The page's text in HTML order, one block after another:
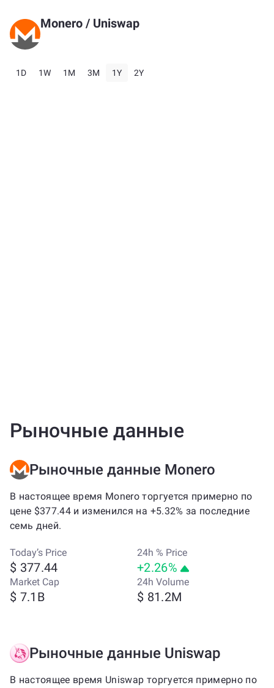
Monero / Uniswap
1D 1W 1M 3M 1Y 2Y
Рыночные данные
Рыночные данные Monero
В настоящее время Monero торгуется примерно по
цене $377.44 и изменился на +5.32% за последние
семь дней.
Today’s Price
$ 377.44
24h % Price
+2.26%
Market Cap
$ 7.1B
24h Volume
$ 81.2M
Рыночные данные Uniswap
В настоящее время Uniswap торгуется примерно по